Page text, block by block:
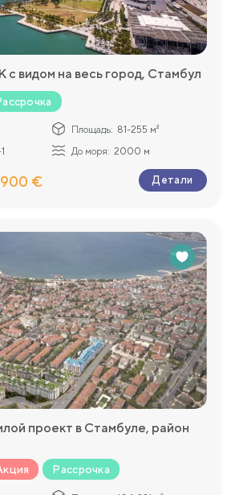
видом на весь город, Стамбул
Площадь: 81-255 м²
До моря: 2000 м
900 € Детали
проект в Стамбуле, район
Рассрочка